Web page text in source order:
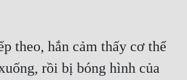
theo, hắn cảm thấy cơ thể
rồi bị bóng hình của